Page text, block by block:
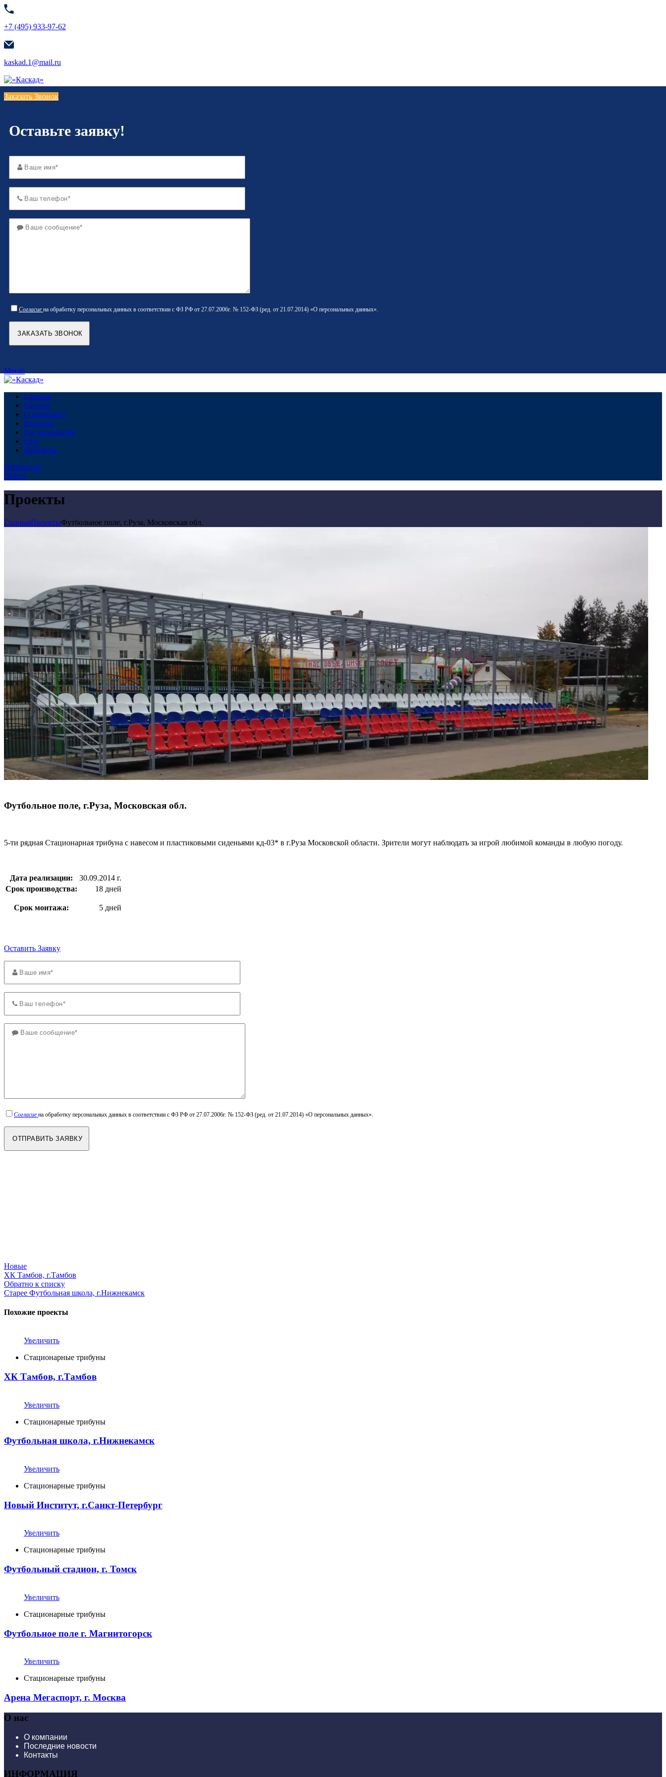
+7 (495) 933-97-62
kaskad.1@mail.ru
Заказать Звонок
Оставьте заявку!
Согласие на обработку персональных данных в соответствии с ФЗ РФ от 27.07.2006г. № 152-ФЗ (ред. от 21.07.2014) «О персональных данных».
Меню
Главная
Каталог
О компании
Проекты
Гос заказчикам
Блог
Контакты
Избранное
Поиск
Проекты
ГлавнаяПроектыФутбольное поле, г.Руза, Московская обл.
Футбольное поле, г.Руза, Московская обл.
5-ти рядная Стационарная трибуна с навесом и пластиковыми сиденьями кд-03* в г.Руза Московской области. Зрители могут наблюдать за игрой любимой команды в любую погоду.
Дата реализации:
30.09.2014 г.
Срок производства:
18 дней
Срок монтажа: 5 дней
Оставить Заявку
Согласие на обработку персональных данных в соответствии с ФЗ РФ от 27.07.2006г. № 152-ФЗ (ред. от 21.07.2014) «О персональных данных».
Новые
ХК Тамбов, г.Тамбов
Обратно к списку
Старее Футбольная школа, г.Нижнекамск
Похожие проекты
Увеличить
Стационарные трибуны
ХК Тамбов, г.Тамбов
Увеличить
Стационарные трибуны
Футбольная школа, г.Нижнекамск
Увеличить
Стационарные трибуны
Новый Институт, г.Санкт-Петербург
Увеличить
Стационарные трибуны
Футбольный стадион, г. Томск
Увеличить
Стационарные трибуны
Футбольное поле г. Магнитогорск
Увеличить
Стационарные трибуны
Арена Мегаспорт, г. Москва
О нас
О компании
Последние новости
Контакты
ИНФОРМАЦИЯ